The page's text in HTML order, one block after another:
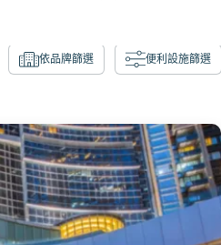
依品牌篩選 便利設施篩選